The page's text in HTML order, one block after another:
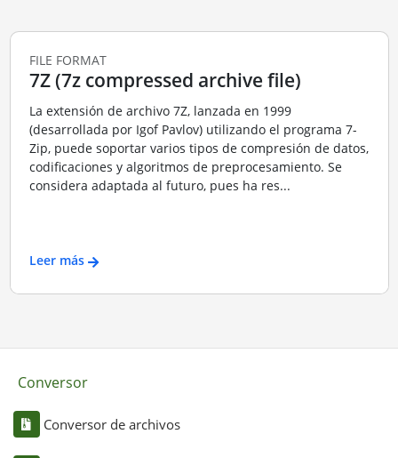
FILE FORMAT
7Z (7z compressed archive file)
La extensión de archivo 7Z, lanzada en 1999
(desarrollada por Igof Pavlov) utilizando el programa 7-
Zip, puede soportar varios tipos de compresión de datos,
codificaciones y algoritmos de preprocesamiento. Se
considera adaptada al futuro, pues ha res...
Leer más
Conversor
Conversor de archivos